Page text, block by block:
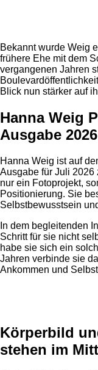
Bekannt wurde Weig
frühere Ehe mit dem
vergangenen Jahren
Blick nun stärker auf
Hanna Weig
Ausgabe 2026
Hanna Weig ist auf
Ausgabe für Juli 2026
nur ein Fotoprojekt,
Positionierung. Sie
Selbstbewusstsein
In dem begleitenden
Schritt für sie nicht
habe sie sich ein
Jahren verbinde sie
Ankommen und
Körperbild
stehen im